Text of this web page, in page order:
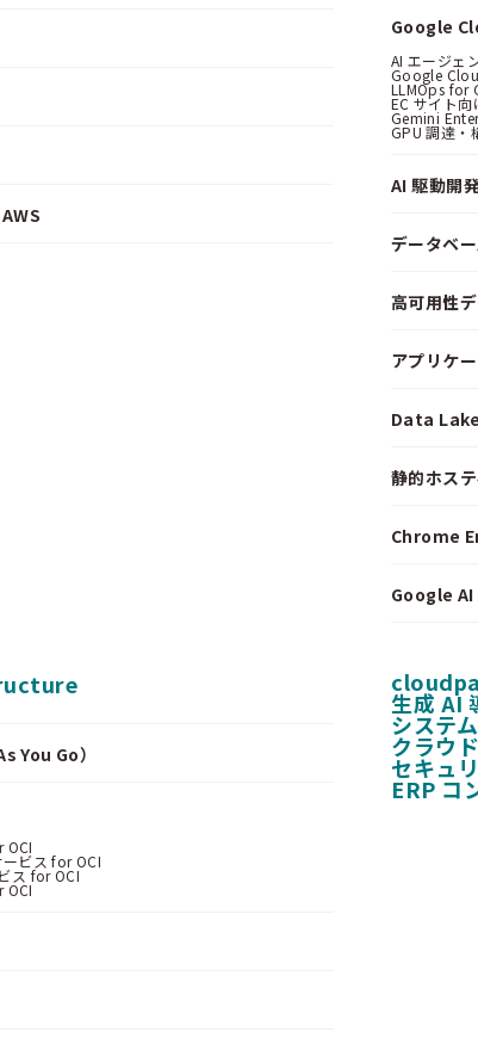
Google
AI エージェ
Google
LLMOps for
EC サイト向
Gemini
GPU 調達・
AI 駆動開
データベ
高可用性
アプリケ
Data
静的ホス
Chrome
Google
You Go）
OCI
ビス for OCI
ス for OCI
OCI
生成 AI
システ
クラウ
セキュ
ERP コ